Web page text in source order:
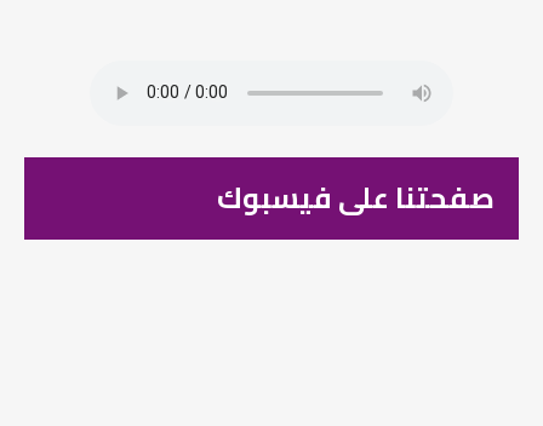
صفحتنا على فيسبوك